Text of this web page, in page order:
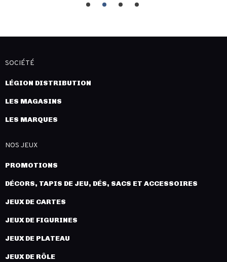
SOCIÉTÉ
LÉGION DISTRIBUTION
LES MAGASINS
LES MARQUES
NOS JEUX
PROMOTIONS
DÉCORS, TAPIS DE JEU, DÉS, SACS ET ACCESSOIRES
JEUX DE CARTES
JEUX DE FIGURINES
JEUX DE PLATEAU
JEUX DE RÔLE